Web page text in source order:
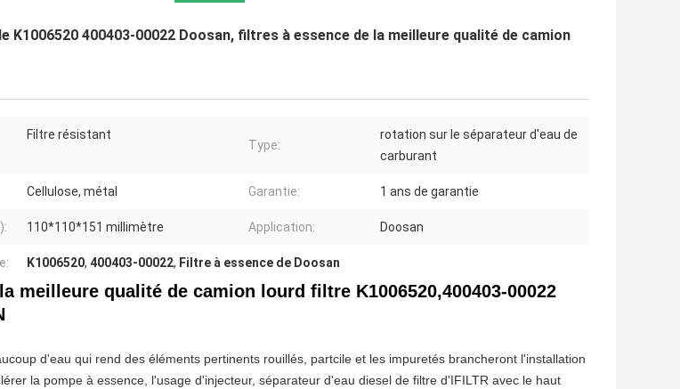
K1006520 400403-00022 Doosan, filtres à essence de la meilleure qualité de camion
Filtre résistant
Type:
rotation sur le séparateur d'eau de
carburant
Cellulose, métal Garantie: 1 ans de garantie
110*110*151 millimètre Application: Doosan
K1006520, 400403-00022, Filtre à essence de Doosan
meilleure qualité de camion lourd filtre K1006520,400403-00022
d'eau qui rend des éléments pertinents rouillés, partcile et les impuretés brancheront l'installation
la pompe à essence, l'usage d'injecteur, séparateur d'eau diesel de filtre d'IFILTR avec le haut